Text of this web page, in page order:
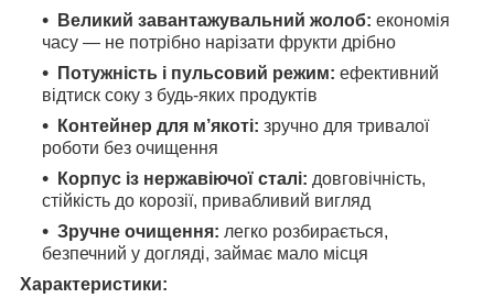
Великий завантажувальний жолоб: економія
часу — не потрібно нарізати фрукти дрібно
Потужність і пульсовий режим: ефективний
відтиск соку з будь-яких продуктів
Контейнер для м’якоті: зручно для тривалої
роботи без очищення
Корпус із нержавіючої сталі: довговічність,
стійкість до корозії, привабливий вигляд
Зручне очищення: легко розбирається,
безпечний у догляді, займає мало місця
Характеристики: